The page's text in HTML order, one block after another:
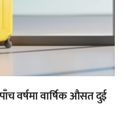
वर्षमा वार्षिक औसत दुई